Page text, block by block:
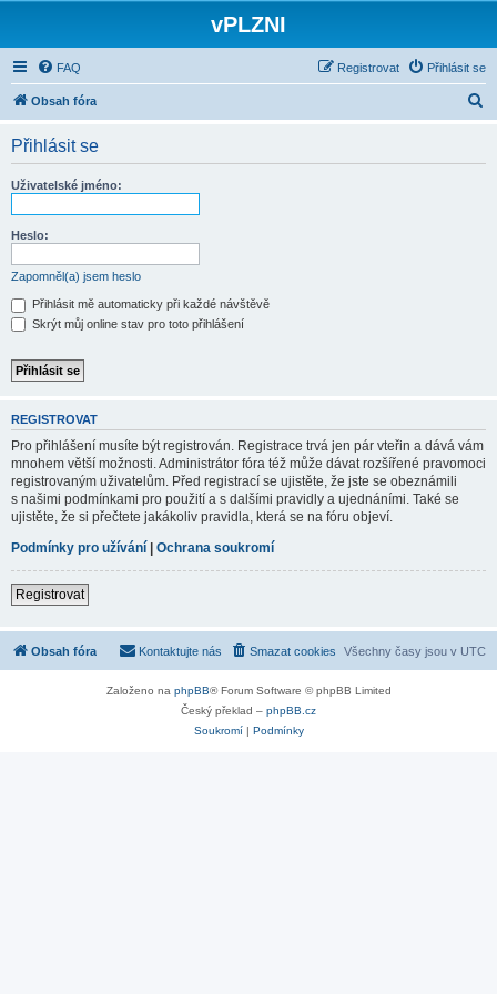
vPLZNI
FAQ Přihlásit se
Registrovat
Obsah fóra
Přihlásit se
Uživatelské jméno:
Heslo:
Zapomněl(a) jsem heslo
Přihlásit mě automaticky při každé návštěvě
Skrýt můj online stav pro toto přihlášení
REGISTROVAT
Pro přihlášení musíte být registrován. Registrace trvá jen pár vteřin a dává vám
mnohem větší možnosti. Administrátor fóra též může dávat rozšířené pravomoci
registrovaným uživatelům. Před registrací se ujistěte, že jste se obeznámili
s našimi podmínkami pro použití a s dalšími pravidly a ujednáními. Také se
ujistěte, že si přečtete jakákoliv pravidla, která se na fóru objeví.
Podmínky pro užívání | Ochrana soukromí
Registrovat
Obsah fóra Všechny časy jsou v UTC
Smazat cookies
Kontaktujte nás
Založeno na phpBB® Forum Software © phpBB Limited
Český překlad – phpBB.cz
Soukromí| Podmínky